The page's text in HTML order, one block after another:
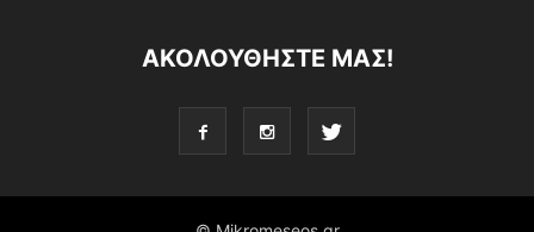
ΑΚΟΛΟΥΘΗΣΤΕ ΜΑΣ!